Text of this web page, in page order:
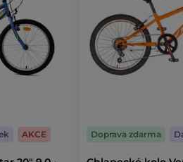
AKCE Doprava zdarma